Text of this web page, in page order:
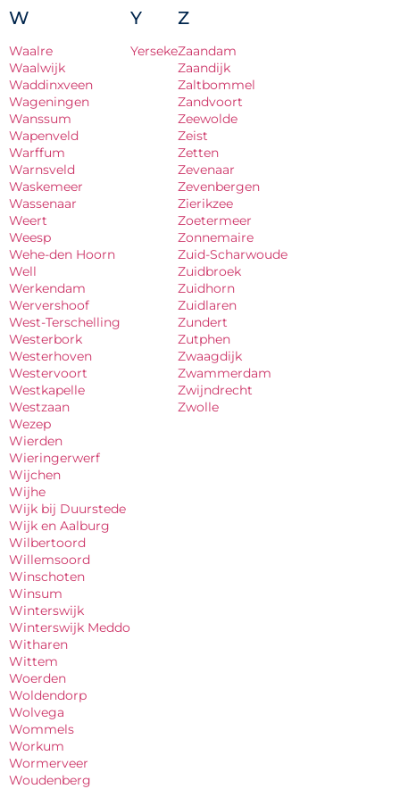
W
Waalre
Waalwijk
Waddinxveen
Wageningen
Wanssum
Wapenveld
Warffum
Warnsveld
Waskemeer
Wassenaar
Weert
Weesp
Wehe-den Hoorn
Well
Werkendam
Wervershoof
West-Terschelling
Westerbork
Westerhoven
Westervoort
Westkapelle
Westzaan
Wezep
Wierden
Wieringerwerf
Wijchen
Wijhe
Wijk bij Duurstede
Wijk en Aalburg
Wilbertoord
Willemsoord
Winschoten
Winsum
Winterswijk
Winterswijk Meddo
Witharen
Wittem
Woerden
Woldendorp
Wolvega
Wommels
Workum
Wormerveer
Woudenberg
Y
Yerseke
Z
Zaandam
Zaandijk
Zaltbommel
Zandvoort
Zeewolde
Zeist
Zetten
Zevenaar
Zevenbergen
Zierikzee
Zoetermeer
Zonnemaire
Zuid-Scharwoude
Zuidbroek
Zuidhorn
Zuidlaren
Zundert
Zutphen
Zwaagdijk
Zwammerdam
Zwijndrecht
Zwolle